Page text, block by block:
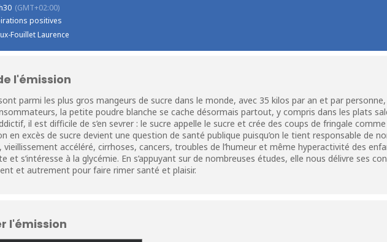
(GMT+02:00)
positives
Fouillet Laurence
l'émission
parmi les plus gros mangeurs de sucre dans le monde, avec 35 kilos par an et par
la petite poudre blanche se cache désormais partout, y compris dans les plats
il est difficile de s’en sevrer : le sucre appelle le sucre et crée des coups de fringale comme
en excès de sucre devient une question de santé publique puisqu’on le tient responsable de
accéléré, cirrhoses, cancers, troubles de l’humeur et même hyperactivité des
et s’intéresse à la glycémie. En s’appuyant sur de nombreuses études, elle nous délivre ses
et autrement pour faire rimer santé et plaisir.
l'émission